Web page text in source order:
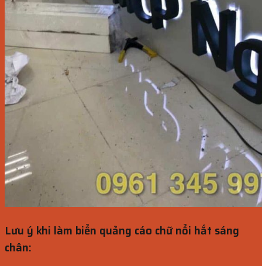
Lưu ý khi làm biển quảng cáo chữ nổi hắt sáng
chân: